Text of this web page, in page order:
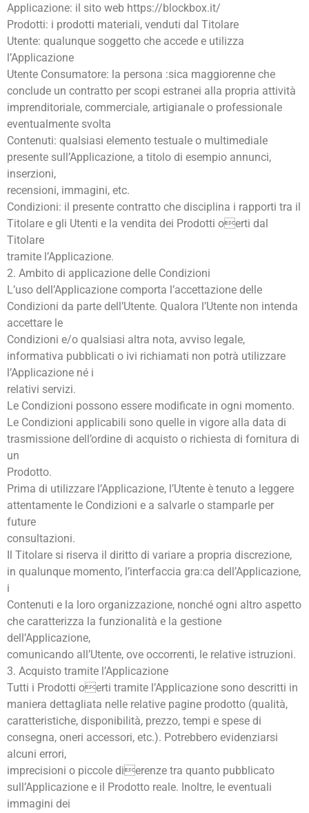
Applicazione: il sito web https://blockbox.it/
Prodotti: i prodotti materiali, venduti dal Titolare
Utente: qualunque soggetto che accede e utilizza
l’Applicazione
Utente Consumatore: la persona :sica maggiorenne che
conclude un contratto per scopi estranei alla propria attività
imprenditoriale, commerciale, artigianale o professionale
eventualmente svolta
Contenuti: qualsiasi elemento testuale o multimediale
presente sull’Applicazione, a titolo di esempio annunci,
inserzioni,
recensioni, immagini, etc.
Condizioni: il presente contratto che disciplina i rapporti tra il
Titolare e gli Utenti e la vendita dei Prodotti oerti dal
Titolare
tramite l’Applicazione.
2. Ambito di applicazione delle Condizioni
L’uso dell’Applicazione comporta l’accettazione delle
Condizioni da parte dell’Utente. Qualora l’Utente non intenda
accettare le
Condizioni e/o qualsiasi altra nota, avviso legale,
informativa pubblicati o ivi richiamati non potrà utilizzare
l’Applicazione né i
relativi servizi.
Le Condizioni possono essere modificate in ogni momento.
Le Condizioni applicabili sono quelle in vigore alla data di
trasmissione dell’ordine di acquisto o richiesta di fornitura di
un
Prodotto.
Prima di utilizzare l’Applicazione, l’Utente è tenuto a leggere
attentamente le Condizioni e a salvarle o stamparle per
future
consultazioni.
Il Titolare si riserva il diritto di variare a propria discrezione,
in qualunque momento, l’interfaccia gra:ca dell’Applicazione,
i
Contenuti e la loro organizzazione, nonché ogni altro aspetto
che caratterizza la funzionalità e la gestione
dell’Applicazione,
comunicando all’Utente, ove occorrenti, le relative istruzioni.
3. Acquisto tramite l’Applicazione
Tutti i Prodotti oerti tramite l’Applicazione sono descritti in
maniera dettagliata nelle relative pagine prodotto (qualità,
caratteristiche, disponibilità, prezzo, tempi e spese di
consegna, oneri accessori, etc.). Potrebbero evidenziarsi
alcuni errori,
imprecisioni o piccole dierenze tra quanto pubblicato
sull’Applicazione e il Prodotto reale. Inoltre, le eventuali
immagini dei